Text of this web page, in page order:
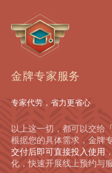
金牌专家服务
专家代劳，省力更省心
以上这一切，都可以交给
根据您的具体需求，金牌
交付后即可直接投入使用
化，快速开展线上预约与